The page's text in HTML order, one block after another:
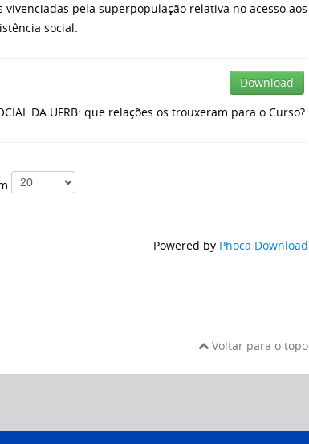
vivenciadas pela superpopulação relativa no acesso aos
social.
Download
DA UFRB: que relações os trouxeram para o Curso?
Powered by Phoca Download
Voltar para o topo